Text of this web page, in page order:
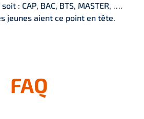
: CAP, BAC, BTS, MASTER, ….
jeunes aient ce point en tête.
FAQ